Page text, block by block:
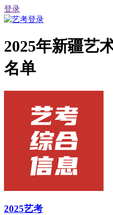
登录
2025年新疆艺
名单
2025艺考